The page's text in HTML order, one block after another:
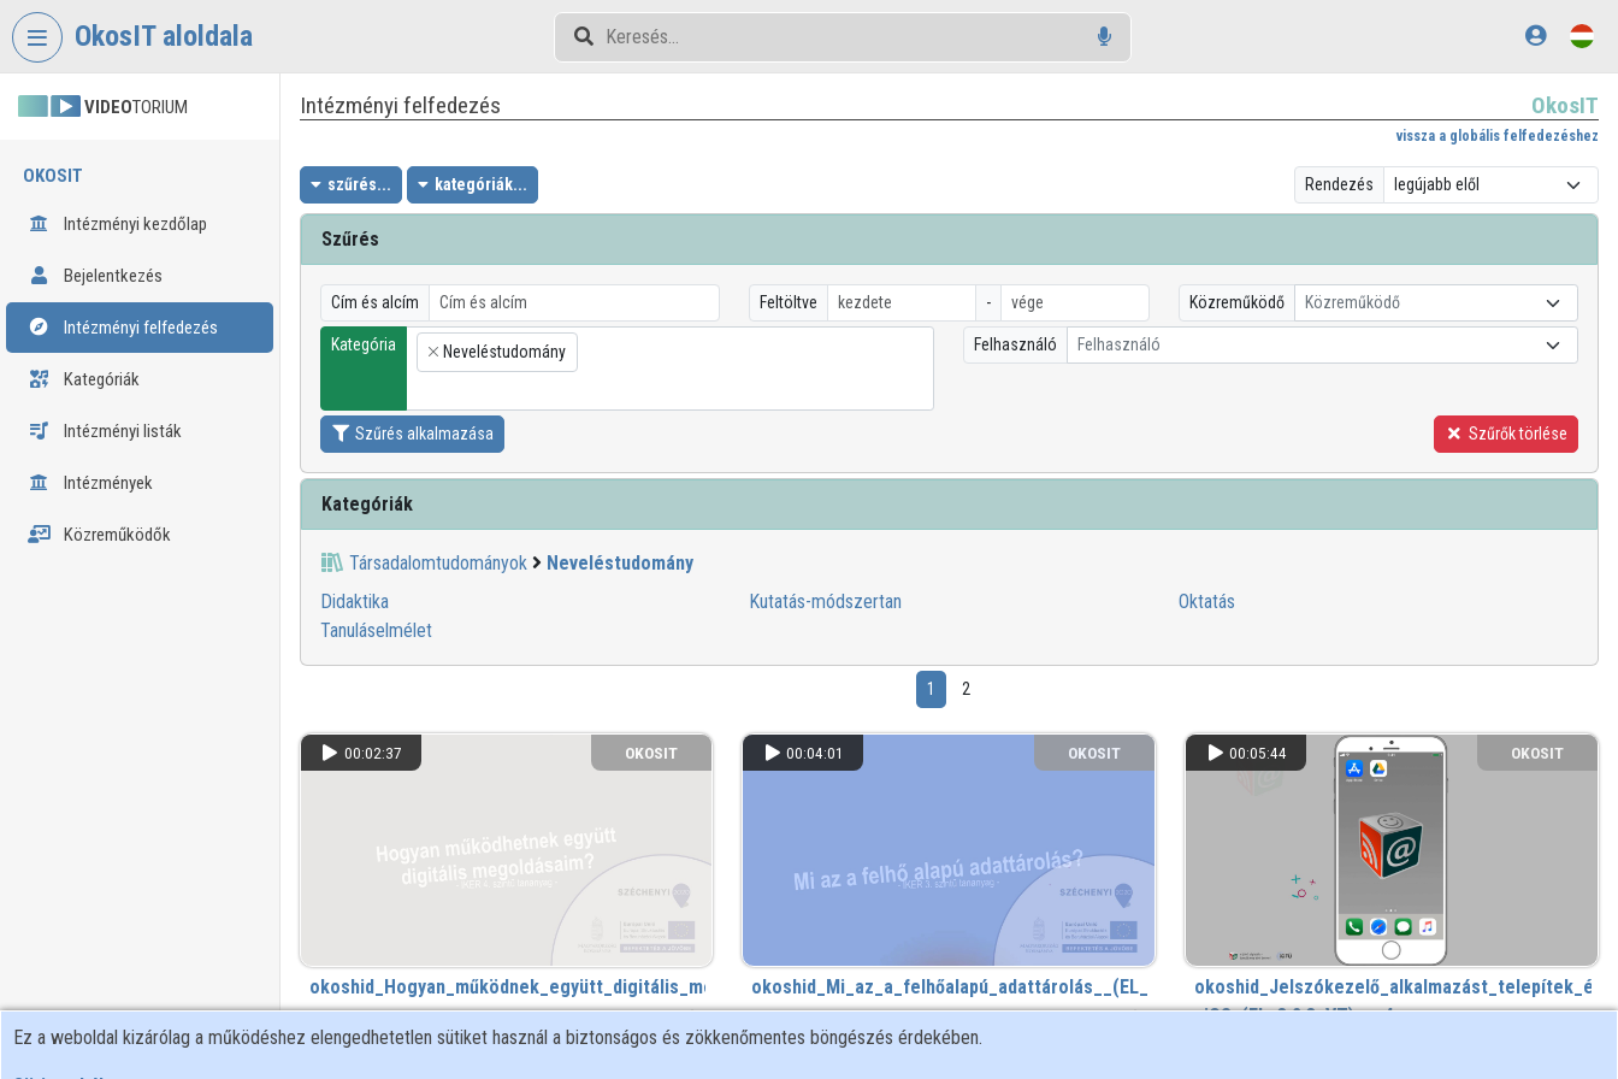
Fejléc kihagyása
OkosIT aloldala
VIDEOTORIUM
OKOSIT
Intézményi kezdőlap
Bejelentkezés
Intézményi felfedezés
Kategóriák
Intézményi listák
Intézmények
Közreműködők
Intézményi felfedezés OkosIT
vissza a globális felfedezéshez
szűrés... kategóriák... Rendezés
Szűrés
Cím és alcím Feltöltve - Közreműködő Közreműködő
Kategória
×
Neveléstudomány Felhasználó Felhasználó
Szűrés alkalmazása Szűrők törlése
Kategóriák
Társadalomtudományok
Neveléstudomány
Didaktika
Kutatás-módszertan
Oktatás
Tanuláselmélet
1 2
00:02:37 OKOSIT
okoshid_Hogyan_működnek_együtt_digitális_megoldásaim__(EL_4.8.2_VO).mp4
00:04:01 OKOSIT
okoshid_Mi_az_a_felhőalapú_adattárolás__(EL_3.3.1_VO).mp4
00:05:44 OKOSIT
_iOS_(EL_3.2.3_VT).mp4
Ez a weboldal kizárólag a működéshez elengedhetetlen sütiket használ a biztonságos és zökkenőmentes böngészés érdekében.